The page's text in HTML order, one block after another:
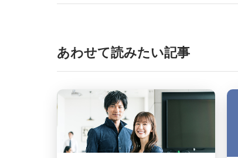
あわせて読みたい記事